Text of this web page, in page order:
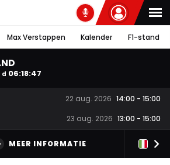
Max Verstappen Kalender F1-stand
d 06:18:46
22 aug. 2026 14:00 - 15:00
23 aug. 2026 13:00 - 15:00
MEER INFORMATIE